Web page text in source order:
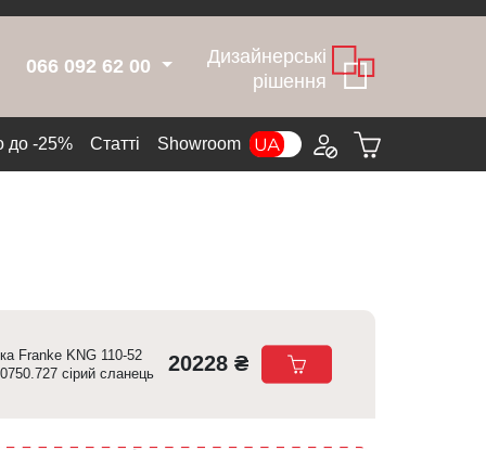
066 092 62 00
Дизайнерські
рішення
до -25% Cтатті Showroom
Franke KNG 110-52
сірий сланець
20228 ₴